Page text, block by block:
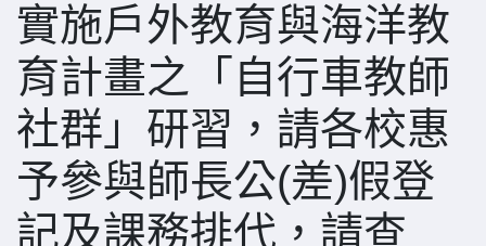
實施戶外教育與海洋教
育計畫之「自行車教師
社群」研習，請各校惠
予參與師長公(差)假登
記及課務排代，請查